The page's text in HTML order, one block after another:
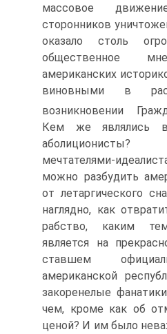
массовое
сторонников
оказало столь
общественное
американских
виновными в
возникновении
Кем же являлись в
аболиционисты?
мечтателями-
можно разбудить
от летаргического
наглядно, как
рабство, каким
является на
ставшем
американской
закоренелые
чем, кроме как об
ценой? И им было